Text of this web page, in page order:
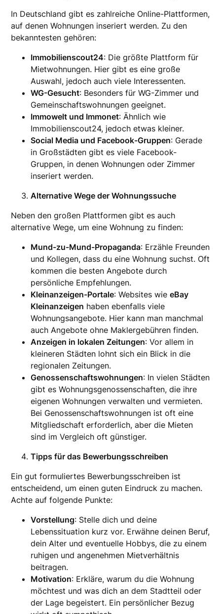
In Deutschland gibt es zahlreiche Online-Plattformen,
auf denen Wohnungen inseriert werden. Zu den
bekanntesten gehören:
Immobilienscout24: Die größte Plattform für
Mietwohnungen. Hier gibt es eine große
Auswahl, jedoch auch viele Interessenten.
WG-Gesucht: Besonders für WG-Zimmer und
Gemeinschaftswohnungen geeignet.
Immowelt und Immonet: Ähnlich wie
Immobilienscout24, jedoch etwas kleiner.
Social Media und Facebook-Gruppen: Gerade
in Großstädten gibt es viele Facebook-
Gruppen, in denen Wohnungen oder Zimmer
inseriert werden.
Alternative Wege der Wohnungssuche
Neben den großen Plattformen gibt es auch
alternative Wege, um eine Wohnung zu finden:
Mund-zu-Mund-Propaganda: Erzähle Freunden
und Kollegen, dass du eine Wohnung suchst. Oft
kommen die besten Angebote durch
persönliche Empfehlungen.
Kleinanzeigen-Portale: Websites wieeBay
Kleinanzeigen haben ebenfalls viele
Wohnungsangebote. Hier kann man manchmal
auch Angebote ohne Maklergebühren finden.
Anzeigen in lokalen Zeitungen: Vor allem in
kleineren Städten lohnt sich ein Blick in die
regionalen Zeitungen.
Genossenschaftswohnungen: In vielen Städten
gibt es Wohnungsgenossenschaften, die ihre
eigenen Wohnungen verwalten und vermieten.
Bei Genossenschaftswohnungen ist oft eine
Mitgliedschaft erforderlich, aber die Mieten
sind im Vergleich oft günstiger.
Tipps für das Bewerbungsschreiben
Ein gut formuliertes Bewerbungsschreiben ist
entscheidend, um einen guten Eindruck zu machen.
Achte auf folgende Punkte:
Vorstellung: Stelle dich und deine
Lebenssituation kurz vor. Erwähne deinen Beruf,
dein Alter und eventuelle Hobbys, die zu einem
ruhigen und angenehmen Mietverhältnis
beitragen.
Motivation: Erkläre, warum du die Wohnung
möchtest und was dich an dem Stadtteil oder
der Lage begeistert. Ein persönlicher Bezug